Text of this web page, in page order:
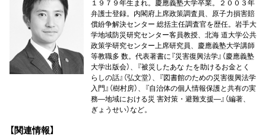
１９７９年生まれ。慶應義塾大学卒業。２００３年
弁護士登録。内閣府上席政策調査員、原子力損害賠
償紛争解決センター 総括主任調査官を歴任。岩手大
学地域防災研究センター客員教授、北海 道大学公共
政策学研究センター上席研究員、慶應義塾大学講師
等教職多 数。代表著書に『災害復興法学』（慶應義塾
大学出版会）、『被災したあな たを助けるお金とく
らしの話』（弘文堂）、『図書館のための災害復興法学
入門』（樹村房）、『自治体の個人情報保護と共有の実
務―地域における災 害対策・避難支援―』（編著、
ぎょうせい）など。
【関連情報】